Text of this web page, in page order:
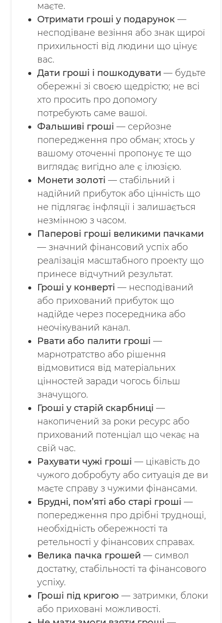
маєте.
Отримати гроші у подарунок —
несподіване везіння або знак щирої
прихильності від людини що цінує
вас.
Дати гроші і пошкодувати — будьте
обережні зі своєю щедрістю; не всі
хто просить про допомогу
потребують саме вашої.
Фальшиві гроші — серйозне
попередження про обман; хтось у
вашому оточенні пропонує те що
виглядає вигідно але є ілюзією.
Монети золоті — стабільний і
надійний прибуток або цінність що
не підлягає інфляції і залишається
незмінною з часом.
Паперові гроші великими пачками
— значний фінансовий успіх або
реалізація масштабного проекту що
принесе відчутний результат.
Гроші у конверті — несподіваний
або прихований прибуток що
надійде через посередника або
неочікуваний канал.
Рвати або палити гроші —
марнотратство або рішення
відмовитися від матеріальних
цінностей заради чогось більш
значущого.
Гроші у старій скарбниці —
накопичений за роки ресурс або
прихований потенціал що чекає на
свій час.
Рахувати чужі гроші — цікавість до
чужого добробуту або ситуація де ви
маєте справу з чужими фінансами.
Брудні, пом’яті або старі гроші —
попередження про дрібні труднощі,
необхідність обережності та
ретельності у фінансових справах.
Велика пачка грошей — символ
достатку, стабільності та фінансового
успіху.
Гроші під кригою — затримки, блоки
або приховані можливості.